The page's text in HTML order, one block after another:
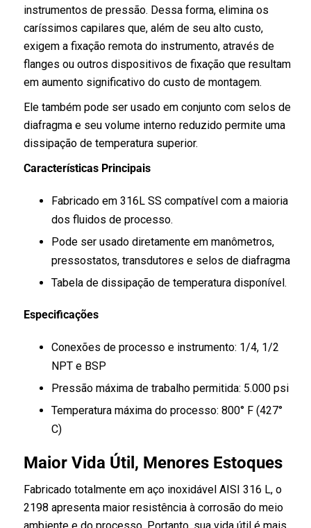
instrumentos de pressão. Dessa forma, elimina os
caríssimos capilares que, além de seu alto custo,
exigem a fixação remota do instrumento, através de
flanges ou outros dispositivos de fixação que resultam
em aumento significativo do custo de montagem.
Ele também pode ser usado em conjunto com selos de
diafragma e seu volume interno reduzido permite uma
dissipação de temperatura superior.
Características Principais
Fabricado em 316L SS compatível com a maioria
dos fluidos de processo.
Pode ser usado diretamente em manômetros,
pressostatos, transdutores e selos de diafragma
Tabela de dissipação de temperatura disponível.
Especificações
Conexões de processo e instrumento: 1/4, 1/2
NPT e BSP
Pressão máxima de trabalho permitida: 5.000 psi
Temperatura máxima do processo: 800° F (427°
C)
Maior Vida Útil, Menores Estoques
Fabricado totalmente em aço inoxidável AISI 316 L, o
2198 apresenta maior resistência à corrosão do meio